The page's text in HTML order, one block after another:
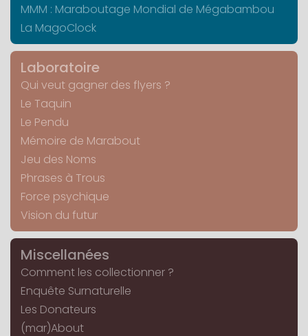
MMM : Maraboutage Mondial de Mégabambou
La MagoClock
Laboratoire
Qui veut gagner des flyers ?
Le Taquin
Le Pendu
Mémoire de Marabout
Jeu des Noms
Phrases à Trous
Force psychique
Vision du futur
Miscellanées
Comment les collectionner ?
Enquête Surnaturelle
Les Donateurs
(mar)About